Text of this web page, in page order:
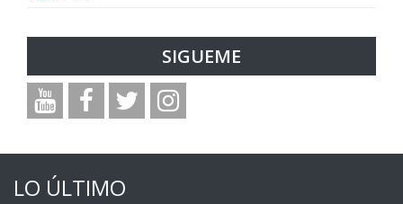
SIGUEME
LO ÚLTIMO